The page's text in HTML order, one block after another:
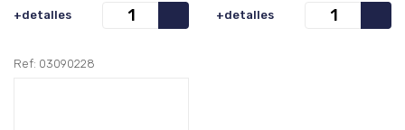
+detalles +detalles
Ref: 03090228